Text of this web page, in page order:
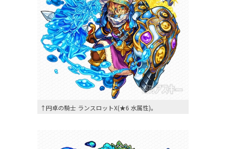
↑円卓の騎士 ランスロットX(★6 水属性)。